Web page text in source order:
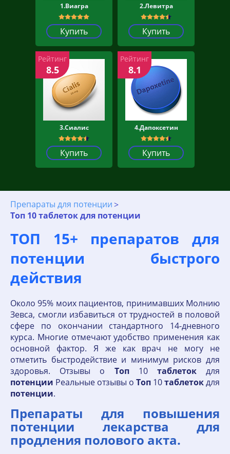
1.Виагра
Купить
2.Левитра
Купить
3.Сиалис
Купить
Рейтинг
8.5
4.Дапоксетин
Купить
Рейтинг
8.1
Препараты для потенции
Топ 10 таблеток для потенции
ТОП 15+ препаратов для
потенции быстрого
действия
Около 95% моих пациентов, принимавших Молнию
Зевса, смогли избавиться от трудностей в половой
сфере по окончании стандартного 14-дневного
курса. Многие отмечают удобство применения как
основной фактор. Я же как врач не могу не
отметить быстродействие и минимум рисков для
здоровья. Отзывы о Топ10 таблетокдля
потенции Реальные отзывы о Топ 10таблетокдля
потенции.
Препараты для повышения
потенции лекарства для
продления полового акта.